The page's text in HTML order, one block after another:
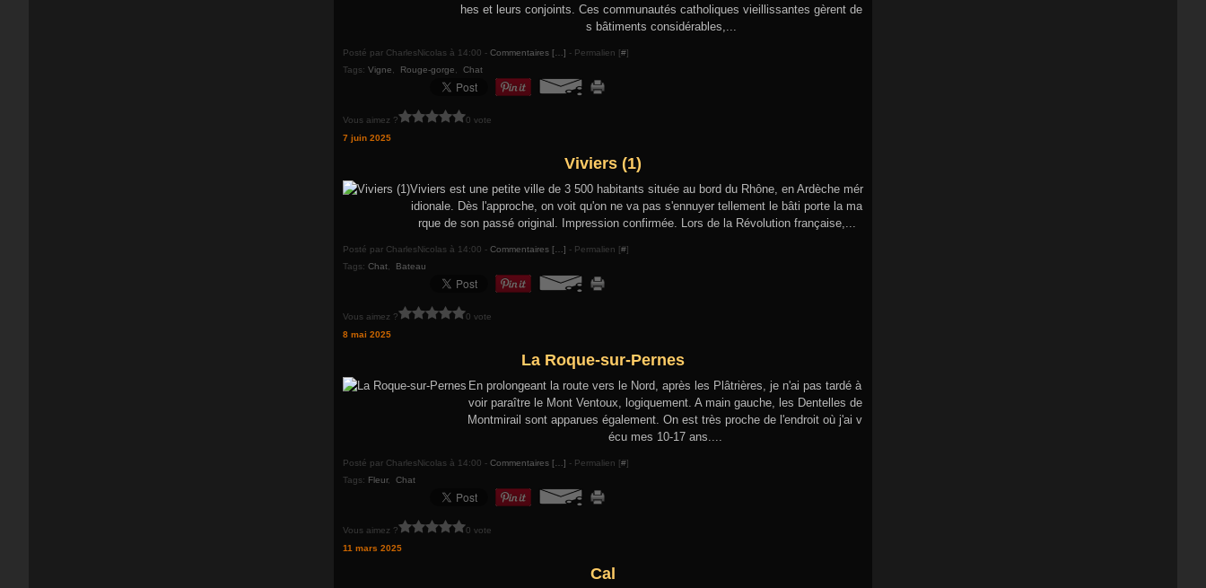
hes et leurs conjoints. Ces communautés catholiques vieillissantes gèrent de
s bâtiments considérables,...
Posté par CharlesNicolas à 14:00 - Commentaires [ ] - Permalien [#]
Tags: Vigne Rouge-gorge Chat
Vous aimez ?
0 vote
7 juin 2025
Viviers (1)
Viviers est une petite ville de 3 500 habitants située au bord du Rhône, en Ardèche mér
idionale. Dès l'approche, on voit qu'on ne va pas s'ennuyer tellement le bâti porte la ma
rque de son passé original. Impression confirmée. Lors de la Révolution française,...
Posté par CharlesNicolas à 14:00 - Commentaires [ ] - Permalien [#]
Tags: Chat Bateau
Vous aimez ?
0 vote
8 mai 2025
La Roque-sur-Pernes
En prolongeant la route vers le Nord, après les Plâtrières, je n'ai pas tardé à
voir paraître le Mont Ventoux, logiquement. A main gauche, les Dentelles de
Montmirail sont apparues également. On est très proche de l'endroit où j'ai v
écu mes 10-17 ans....
Posté par CharlesNicolas à 14:00 - Commentaires [ ] - Permalien [#]
Tags: Fleur, Chat
Vous aimez ?
0 vote
11 mars 2025
Cal